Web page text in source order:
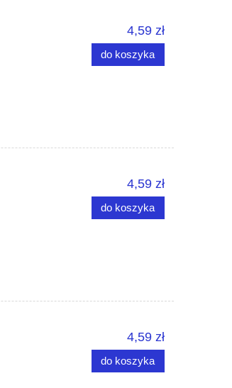
4,59 zł
do koszyka
4,59 zł
do koszyka
4,59 zł
do koszyka